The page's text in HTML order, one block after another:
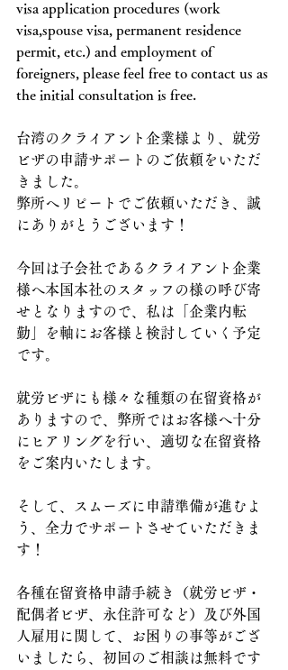
visa application procedures (work
visa,spouse visa, permanent residence
permit, etc.) and employment of
foreigners, please feel free to contact us as
the initial consultation is free.
台湾のクライアント企業様より、就労
ビザの申請サポートのご依頼をいただ
きました。
弊所へリピートでご依頼いただき、誠
にありがとうございます！
今回は子会社であるクライアント企業
様へ本国本社のスタッフの様の呼び寄
せとなりますので、私は「企業内転
勤」を軸にお客様と検討していく予定
です。
就労ビザにも様々な種類の在留資格が
ありますので、弊所ではお客様へ十分
にヒアリングを行い、適切な在留資格
をご案内いたします。
そして、スムーズに申請準備が進むよ
う、全力でサポートさせていただきま
す！
各種在留資格申請手続き（就労ビザ・
配偶者ビザ、永住許可など）及び外国
人雇用に関して、お困りの事等がござ
いましたら、初回のご相談は無料です